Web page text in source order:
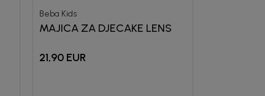
Beba Kids
MAJICA ZA DJECAKE LENS
21,90 EUR